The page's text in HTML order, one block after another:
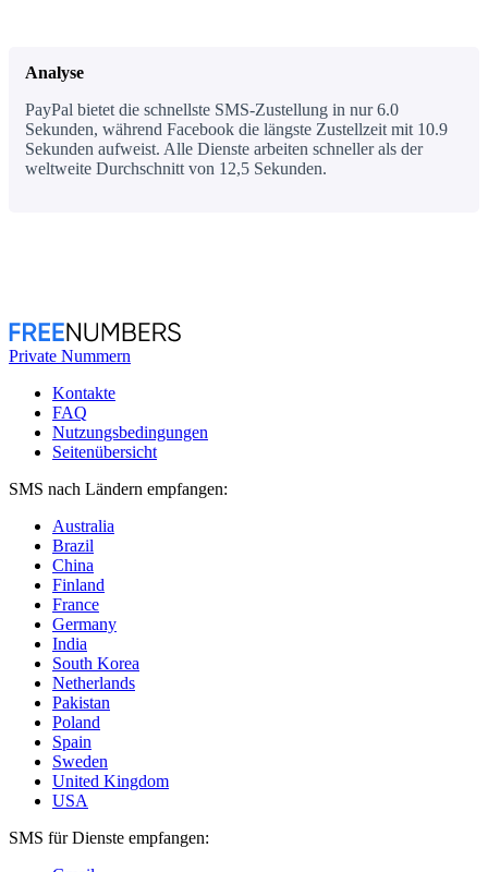
Analyse
PayPal bietet die schnellste SMS-Zustellung in nur 6.0
Sekunden, während Facebook die längste Zustellzeit mit 10.9
Sekunden aufweist. Alle Dienste arbeiten schneller als der
weltweite Durchschnitt von 12,5 Sekunden.
Private Nummern
Kontakte
FAQ
Nutzungsbedingungen
Seitenübersicht
SMS nach Ländern empfangen:
Australia
Brazil
China
Finland
France
Germany
India
South Korea
Netherlands
Pakistan
Poland
Spain
Sweden
United Kingdom
USA
SMS für Dienste empfangen: